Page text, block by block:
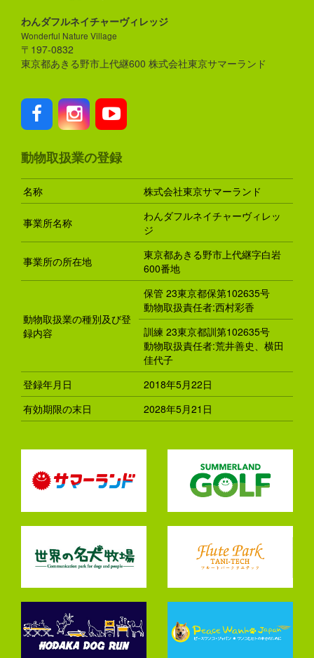
わんダフルネイチャーヴィレッジ
Wonderful Nature Village
〒197-0832
東京都あきる野市上代継600 株式会社東京サマーランド
動物取扱業の登録
名称 株式会社東京サマーランド
事業所名称
わんダフルネイチャーヴィレッ
ジ
事業所の所在地
東京都あきる野市上代継字白岩
600番地
動物取扱業の種別及び登
録内容
保管 23東京都保第102635号
動物取扱責任者:西村彩香
訓練 23東京都訓第102635号
動物取扱責任者:荒井善史、横田
佳代子
登録年月日
2018年5月22日
有効期限の末日
2028年5月21日